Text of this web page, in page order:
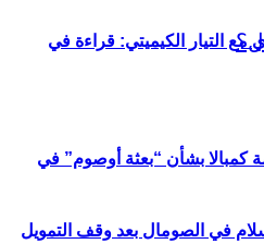
كمبالا بشأن “بعثة أوصوم” في
التيار الكيميتي: قراءة في
في الصومال بعد وقف التمويل